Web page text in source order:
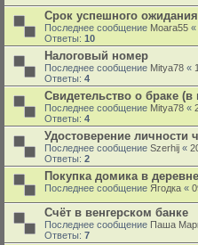
Срок успешного ожидания
Последнее сообщение Moara55 «
Ответы: 10
Налоговый номер
Последнее сообщение Mitya78 «
Ответы: 4
Свидетельство о браке (в
Последнее сообщение Mitya78 «
Ответы: 4
Удостоверение личности
Последнее сообщение Szerhij «
Ответы: 2
Покупка домика в деревне
Последнее сообщение Ягодка «
Счёт в венгерском банке
Последнее сообщение Паша
Ответы: 7